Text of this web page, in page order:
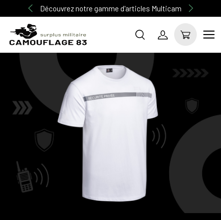
Découvrez notre gamme d'articles Multicam